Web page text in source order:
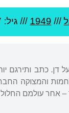
///
1949 /// גיל: 77
יעל דן. כתב
והמצוקה
– אחר עולמם